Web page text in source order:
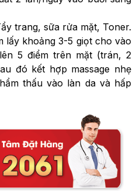
trang, sữa rửa mặt, Toner.
lấy khoảng 3-5 giọt cho vào
5 điểm trên mặt (trán, 2
đó kết hợp massage nhẹ
thấu vào làn da và hấp